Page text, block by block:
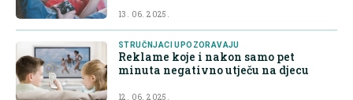
13. 06. 2025.
STRUČNJACI UPOZORAVAJU
Reklame koje i nakon samo pet
minuta negativno utječu na djecu
12. 06. 2025.